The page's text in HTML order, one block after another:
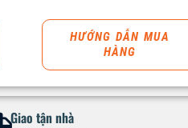
HƯỚNG DẪN MUA
HÀNG
Giao tận nhà